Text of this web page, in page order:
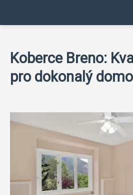
Koberce Breno:
pro dokonalý